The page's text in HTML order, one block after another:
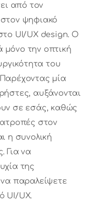
από τον
ψηφιακό
UI/UX design. Ο
την οπτική
του
μία
αυξάνονται
σε εσάς, καθώς
στον
η συνολική
Για να
της
παραλείψετε
UI/UX.